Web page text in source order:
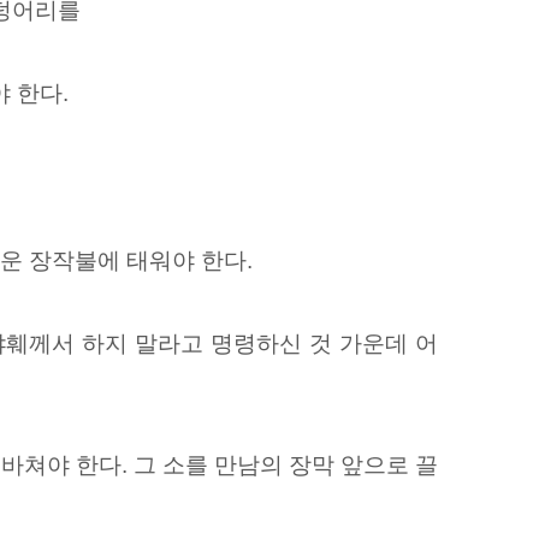
어리를
한다.
장작불에 태워야 한다.
께서 하지 말라고 명령하신 것 가운데 어
쳐야 한다. 그 소를 만남의 장막 앞으로 끌